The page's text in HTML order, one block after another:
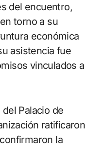
del encuentro,
torno a su
económica
asistencia fue
vinculados a
Palacio de
ratificaron
la